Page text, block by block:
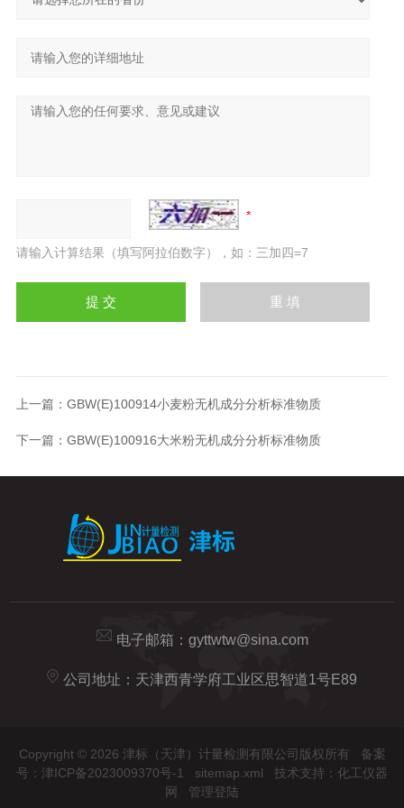
请输入计算结果（填写阿拉伯数字），如：三加四=7
上一篇： GBW(E)100914小麦粉无机成分分析标准物质
下一篇： GBW(E)100916大米粉无机成分分析标准物质
电子邮箱： gyttwtw@sina.com
公司地址：天津西青学府工业区思智道1号E89
Copyright © 2026 津标（天津）计量检测有限公司版权所有 备案
号：津ICP备2023009370号-1
sitemap.xml 技术支持： 化工仪器
网
管理登陆